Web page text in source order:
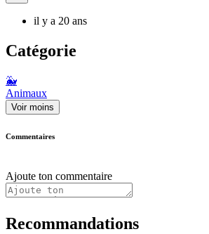
il y a 20 ans
Catégorie
🐳
Animaux
Voir moins
Commentaires
Ajoute ton commentaire
Recommandations